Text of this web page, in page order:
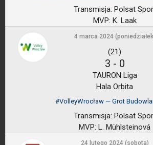
Transmisja: Polsat
MVP: K. Laak
4 marca 2024
(21)
3 - 0
TAURON Liga
Hala Orbita
#VolleyWrocław — Grot
Transmisja: Polsat
MVP: L. Mühlsteinová
24 lutego 2024 (sobota)